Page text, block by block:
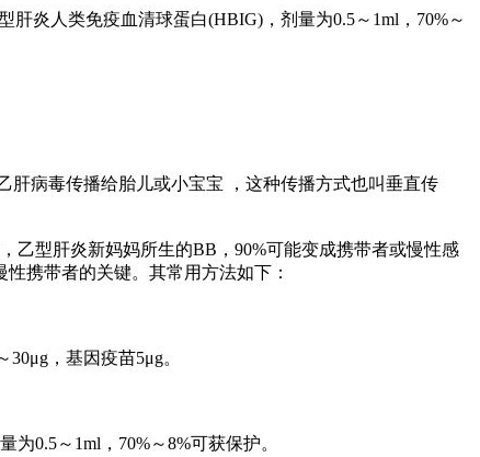
炎人类免疫血清球蛋白(HBIG)，剂量为0.5～1ml，70%～
肝病毒传播给胎儿或小宝宝 ，这种传播方式也叫垂直传
乙型肝炎新妈妈所生的BB，90%可能变成携带者或慢性感
携带者的关键。其常用方法如下：
，基因疫苗5μg。
0.5～1ml，70%～8%可获保护。